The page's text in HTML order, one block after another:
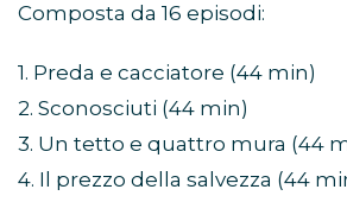
Composta da 16 episodi:
1. Preda e cacciatore (44 min)
2. Sconosciuti (44 min)
3. Un tetto e quattro mura (44
4. Il prezzo della salvezza (44